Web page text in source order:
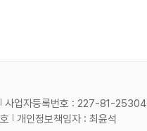
사업자등록번호 : 227-81-25304
개인정보책임자 : 최윤석